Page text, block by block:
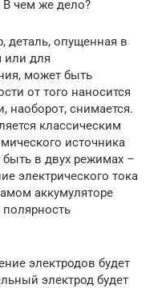
В чем же дело?
деталь, опущенная в
или для
может быть
от того наносится
наоборот, снимается.
классическим
источника
в двух режимах –
электрического тока
аккумуляторе
электродов будет
электрод будет